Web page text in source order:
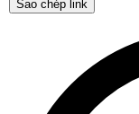
Sao chép link